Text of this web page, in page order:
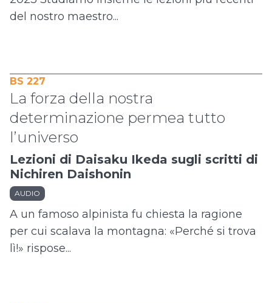
del nostro maestro...
BS 227
La forza della nostra
determinazione permea tutto
l’universo
Lezioni di Daisaku Ikeda sugli scritti di
Nichiren Daishonin
AUDIO
A un famoso alpinista fu chiesta la ragione
per cui scalava la montagna: «Perché si trova
lì!» rispose...